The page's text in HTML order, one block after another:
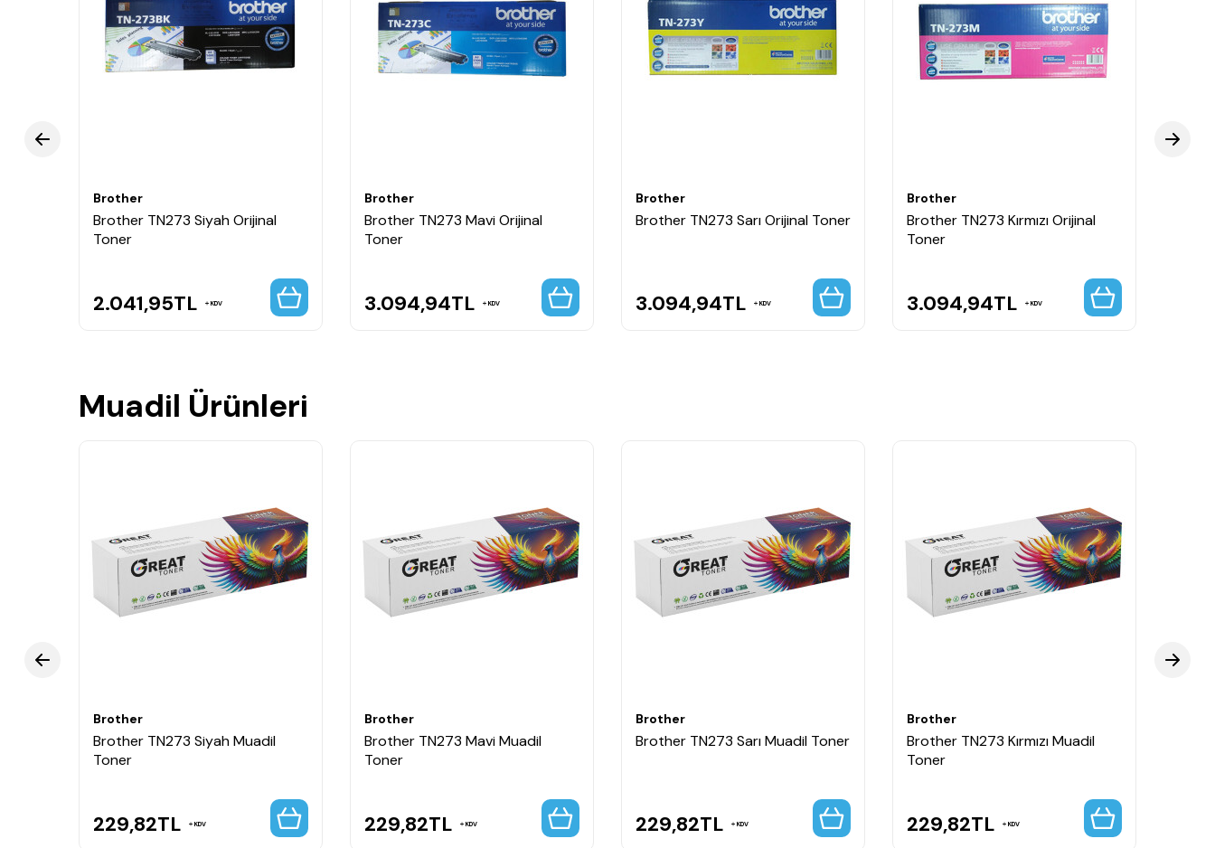
Teknik Bilgiler
Marka:Brother Uyumlu
Ürün Kodu:TN277
Brother TN277 Kırmızı Muadil Toner, uygun maliyetli baskı çözümü arayan kullanıcılar için geliştirilmiştir. Canlı magenta renkleri, yüksek baskı kapasitesi ve güvenilir
performansı sayesinde profesyonel baskı ihtiyaçlarını ekonomik şekilde karşılar.
Brother
Brother TN273 Siyah Orijinal
Toner
2.041,95TL KDV
Brother
Brother TN273 Mavi Orijinal
Toner
3.094,94TL KDV
Brother
Brother TN273 Sarı Orijinal Toner
3.094,94TL KDV
Brother
Brother TN273 Kırmızı Orijinal
Toner
3.094,94TL KDV
Muadil Ürünleri
Brother
Brother TN273 Siyah Muadil
Toner
229,82TL KDV
Brother
Brother TN273 Mavi Muadil
Toner
229,82TL KDV
Brother
Brother TN273 Sarı Muadil Toner
229,82TL KDV
Brother
Brother TN273 Kırmızı Muadil
Toner
229,82TL KDV